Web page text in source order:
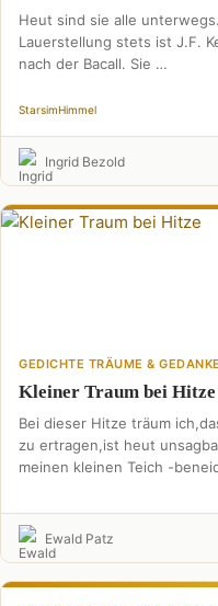
Heut sind sie alle
Lauerstellung stets ist J.F.
nach der Bacall. Sie …
StarsimHimmel
Ingrid Bezold
GEDICHTE TRÄUME &
Kleiner Traum bei Hitze
Bei dieser Hitze träum
zu ertragen,ist heut
meinen kleinen Teich -
Ewald Patz